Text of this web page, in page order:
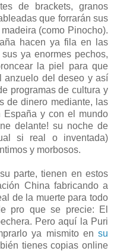
de brackets, granos
que forrarán sus
(como Pinocho).
hacen ya fila en las
ya enormes pechos,
la piel para que
anzuelo del deseo y así
programas de cultura y
de dinero mediante, las
España y con el mundo
delante! su noche de
si real o inventada)
y morbosos.
parte, tienen en estos
China fabricando a
de la muerte para todo
pro que se precie: El
Pero aquí la Puri
ya mismito en su
tienes copias online